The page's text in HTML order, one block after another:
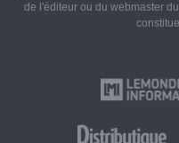
de l'éditeur ou du webmaster